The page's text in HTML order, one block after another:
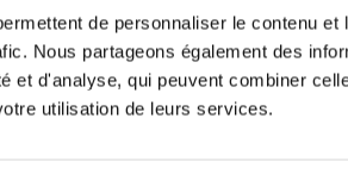
de personnaliser le contenu
Nous partageons également des
et d'analyse, qui peuvent combiner
utilisation de leurs services.